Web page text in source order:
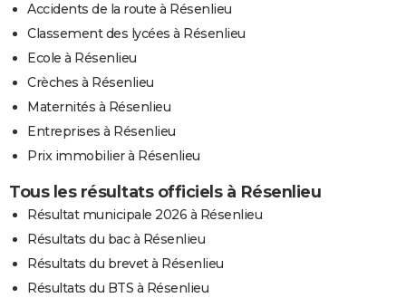
Accidents de la route à Résenlieu
Classement des lycées à Résenlieu
Ecole à Résenlieu
Crèches à Résenlieu
Maternités à Résenlieu
Entreprises à Résenlieu
Prix immobilier à Résenlieu
Tous les résultats officiels à Résenlieu
Résultat municipale 2026 à Résenlieu
Résultats du bac à Résenlieu
Résultats du brevet à Résenlieu
Résultats du BTS à Résenlieu